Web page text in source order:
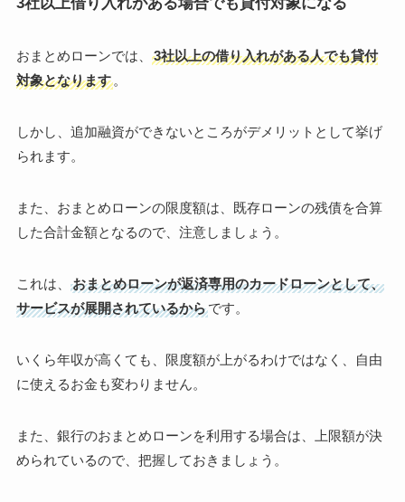
おまとめローンでは、
3社以上の借り入れがある人でも貸付
対象となります。
しかし、追加融資ができないところがデメリットとして挙げ
られます。
また、おまとめローンの限度額は、既存ローンの残債を合算
した合計金額となるので、注意しましょう。
これは、
おまとめローンが返済専用のカードローンとして、
サービスが展開されているからです。
いくら年収が高くても、限度額が上がるわけではなく、自由
に使えるお金も変わりません。
また、銀行のおまとめローンを利用する場合は、上限額が決
められているので、把握しておきましょう。